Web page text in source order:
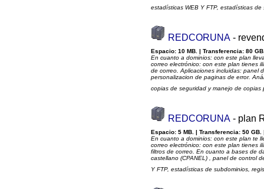
estadísticas WEB Y FTP, estadísticas
REDCORUNA -
Espacio: 10 MB. | Transferencia: 80
En cuanto a dominios: con este plan
correo electrónico: con este plan tienes
de correo. Aplicaciones incluidas: panel
personalizacion de paginas de error.
copias de seguridad y manejo de copias
REDCORUNA - plan
Espacio: 5 MB. | Transferencia: 50
En cuanto a dominios: con este plan te
correo electrónico: con este plan tienes
filtros de correo. En cuanto a bases de
castellano (CPANEL) , panel de control
Y FTP, estadísticas de subdominios,